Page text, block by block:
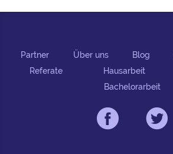
Partner Über uns Blog
Referate
Hausarbeit
Bachelorarbeit